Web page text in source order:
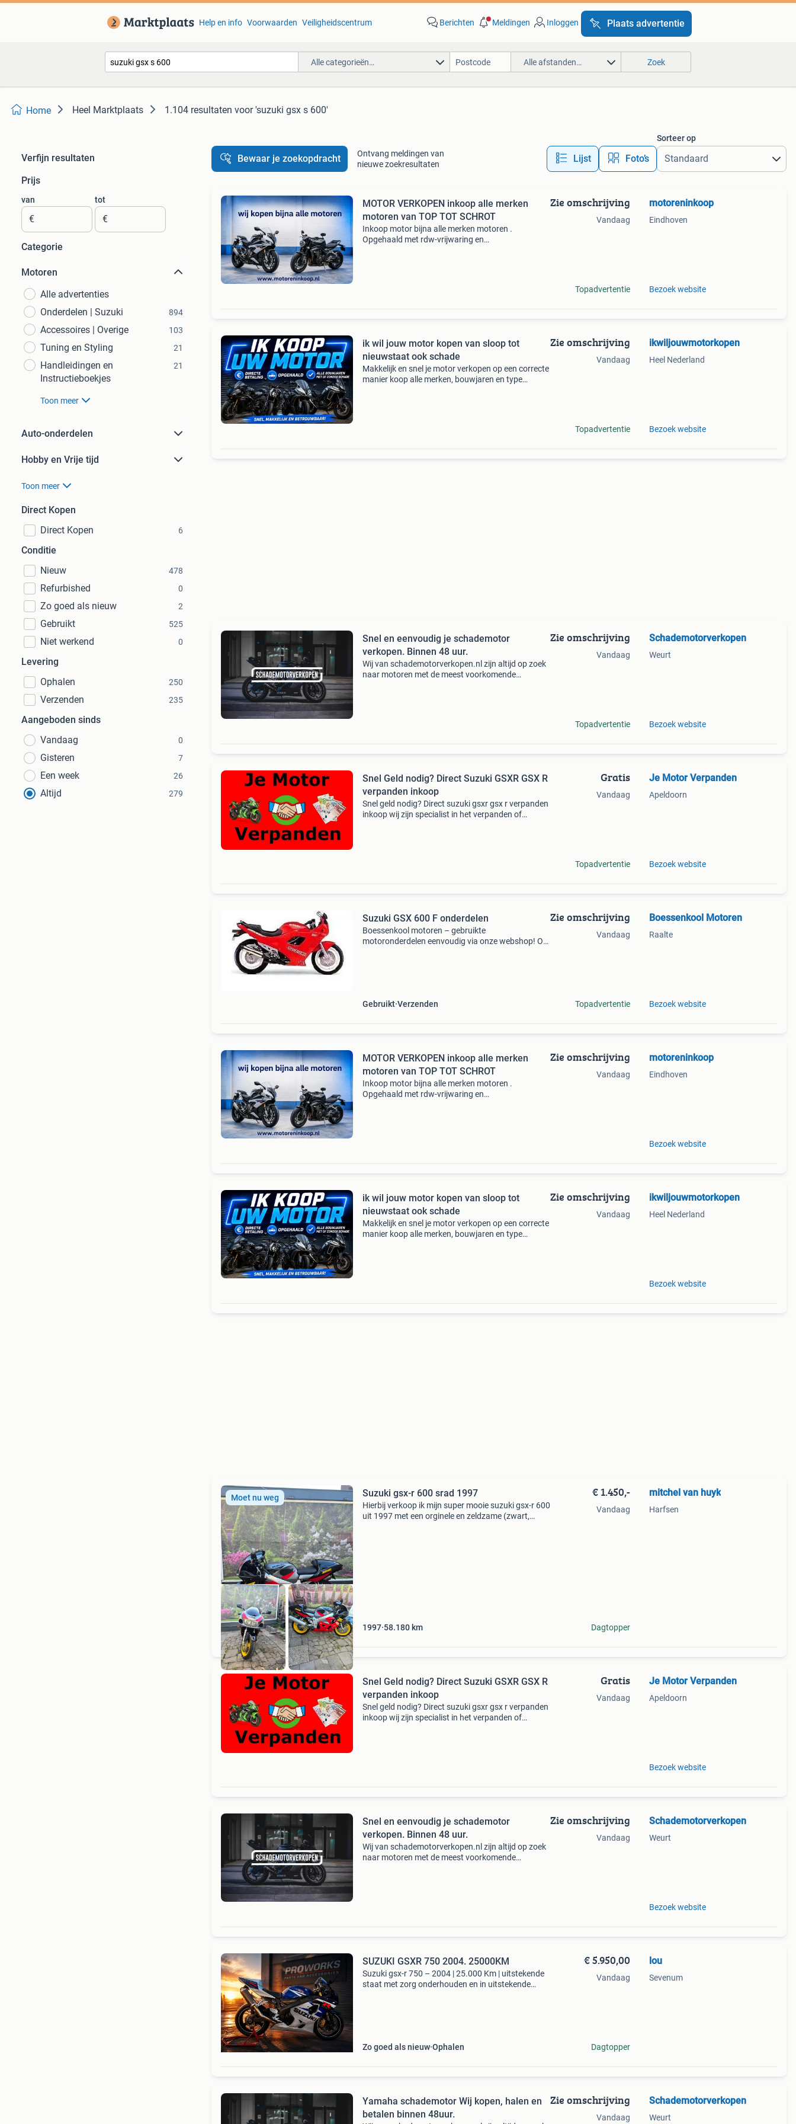
Help en info Voorwaarden Veiligheidscentrum Berichten Meldingen Inloggen Plaats advertentie
Alle categorieën… Alle afstanden… Zoek
Home Heel Marktplaats 1.104 resultaten voor 'suzuki gsx s 600'
Verfijn resultaten
Prijs
van
€
tot
€
Categorie
Motoren
Alle advertenties
Onderdelen | Suzuki
894
Accessoires | Overige 103
Tuning en Styling 21
Handleidingen en
Instructieboekjes
21
Toon meer
Auto-onderdelen
Hobby en Vrije tijd
Toon meer
Direct Kopen
Direct Kopen
6
Conditie
Nieuw
478
Refurbished 0
Zo goed als nieuw 2
Gebruikt 525
Niet werkend 0
Levering
Ophalen
250
Verzenden 235
Aangeboden sinds
Vandaag
0
Gisteren 7
Een week 26
Altijd 279
Bewaar je zoekopdracht
Ontvang meldingen van
nieuwe zoekresultaten
Lijst Foto’s
Sorteer op
MOTOR VERKOPEN inkoop alle merken
motoren van TOP TOT SCHROT
Inkoop motor bijna alle merken motoren .
Opgehaald met rdw-vrijwaring en
Zie omschrijving
Vandaag
Topadvertentie
motoreninkoop
Eindhoven
Bezoek website
ik wil jouw motor kopen van sloop tot
nieuwstaat ook schade
Makkelijk en snel je motor verkopen op een correcte
manier koop alle merken, bouwjaren en type
Zie omschrijving
Vandaag
Topadvertentie
ikwiljouwmotorkopen
Heel Nederland
Bezoek website
Snel en eenvoudig je schademotor
verkopen. Binnen 48 uur.
Wij van schademotorverkopen.nl zijn altijd op zoek
naar motoren met de meest voorkomende
Zie omschrijving
Vandaag
Topadvertentie
Schademotorverkopen
Weurt
Bezoek website
Snel Geld nodig? Direct Suzuki GSXR GSX R
verpanden inkoop
Snel geld nodig? Direct suzuki gsxr gsx r verpanden
inkoop wij zijn specialist in het verpanden of
Gratis
Vandaag
Topadvertentie
Je Motor Verpanden
Apeldoorn
Bezoek website
Suzuki GSX 600 F onderdelen
Boessenkool motoren – gebruikte
motoronderdelen eenvoudig via onze webshop! Op
Gebruikt Verzenden
Zie omschrijving
Vandaag
Topadvertentie
Boessenkool Motoren
Raalte
Bezoek website
MOTOR VERKOPEN inkoop alle merken
motoren van TOP TOT SCHROT
Inkoop motor bijna alle merken motoren .
Opgehaald met rdw-vrijwaring en
Zie omschrijving
Vandaag
motoreninkoop
Eindhoven
Bezoek website
ik wil jouw motor kopen van sloop tot
nieuwstaat ook schade
Makkelijk en snel je motor verkopen op een correcte
manier koop alle merken, bouwjaren en type
Zie omschrijving
Vandaag
ikwiljouwmotorkopen
Heel Nederland
Bezoek website
Moet nu weg Suzuki gsx-r 600 srad 1997
Hierbij verkoop ik mijn super mooie suzuki gsx-r 600
uit 1997 met een orginele en zeldzame (zwart,
1997 58.180 km
€ 1.450,-
Vandaag
Dagtopper
mitchel van huyk
Harfsen
Snel Geld nodig? Direct Suzuki GSXR GSX R
verpanden inkoop
Snel geld nodig? Direct suzuki gsxr gsx r verpanden
inkoop wij zijn specialist in het verpanden of
Gratis
Vandaag
Je Motor Verpanden
Apeldoorn
Bezoek website
Snel en eenvoudig je schademotor
verkopen. Binnen 48 uur.
Wij van schademotorverkopen.nl zijn altijd op zoek
naar motoren met de meest voorkomende
Zie omschrijving
Vandaag
Schademotorverkopen
Weurt
Bezoek website
SUZUKI GSXR 750 2004. 25000KM
Suzuki gsx-r 750 – 2004 | 25.000 Km | uitstekende
staat met zorg onderhouden en in uitstekende
Zo goed als nieuw Ophalen
€ 5.950,00
Vandaag
Dagtopper
lou
Sevenum
Yamaha schademotor Wij kopen, halen en
betalen binnen 48uur.
Zie omschrijving
Vandaag
Schademotorverkopen
Weurt